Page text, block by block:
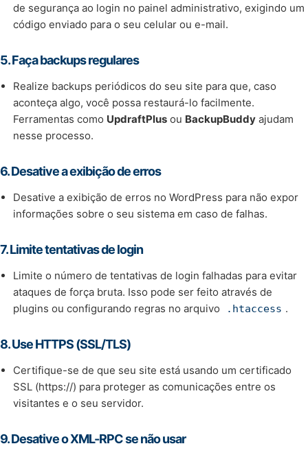
de segurança ao login no painel administrativo, exigindo um
código enviado para o seu celular ou e-mail.
5.Faça backups regulares
Realize backups periódicos do seu site para que, caso
aconteça algo, você possa restaurá-lo facilmente.
Ferramentas como UpdraftPlus ou BackupBuddy ajudam
nesse processo.
6.Desative a exibição de erros
Desative a exibição de erros no WordPress para não expor
informações sobre o seu sistema em caso de falhas.
7.Limite tentativas de login
Limite o número de tentativas de login falhadas para evitar
ataques de força bruta. Isso pode ser feito através de
plugins ou configurando regras no arquivo
.htaccess .
8.Use HTTPS (SSL/TLS)
Certifique-se de que seu site está usando um certificado
SSL (https://) para proteger as comunicações entre os
visitantes e o seu servidor.
9.Desative o XML-RPC se não usar